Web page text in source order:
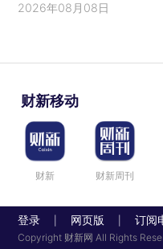
2026年08月08日
财新移动
财新 财新周刊
登录 网页版 订阅
Copyright 财新网 All Rights